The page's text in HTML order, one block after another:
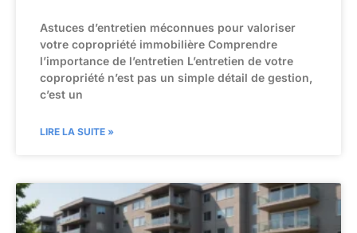
Astuces d’entretien méconnues pour valoriser
votre copropriété immobilière Comprendre
l’importance de l’entretien L’entretien de votre
copropriété n’est pas un simple détail de gestion,
c’est un
LIRE LA SUITE »